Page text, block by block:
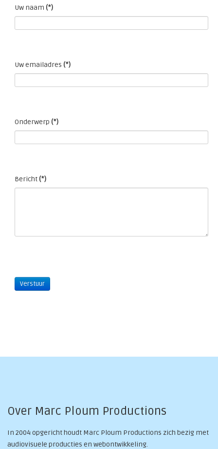
Uw naam (*)
Uw emailadres (*)
Onderwerp (*)
Bericht (*)
Verstuur
Over Marc Ploum Productions
In 2004 opgericht houdt Marc Ploum Productions zich bezig met
audiovisuele producties en webontwikkeling.